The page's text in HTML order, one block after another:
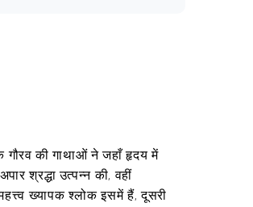
गौरव की गाथाओं ने जहाँ हृदय में
श्रद्धा उत्पन्न की, वहीं
ख्यापक श्लोक इसमें हैं, दूसरी